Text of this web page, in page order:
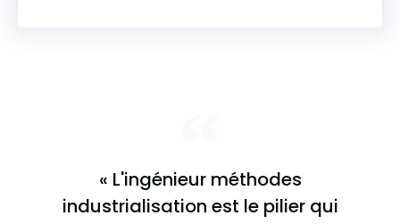
« L'ingénieur méthodes
industrialisation est le pilier qui